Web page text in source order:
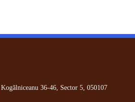
36-46, Sector 5, 050107